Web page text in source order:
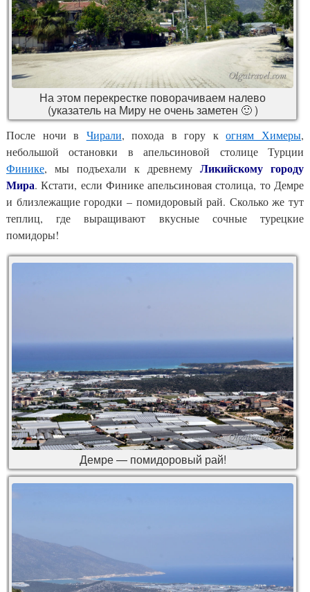
На этом перекрестке поворачиваем налево
(указатель на Миру не очень заметен 🙂 )
После ночи в Чирали, похода в гору когням Химеры,
небольшой остановки в апельсиновой столице Турции
Финике, мы подъехали к древнему Ликийскому городу
Мира. Кстати, если Финике апельсиновая столица, то Демре
и близлежащие городки – помидоровый рай. Сколько же тут
теплиц, где выращивают вкусные сочные турецкие
помидоры!
Демре — помидоровый рай!